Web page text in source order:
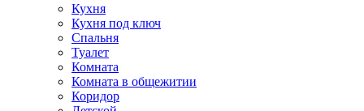
Кухня
Кухня под ключ
Спальня
Туалет
Комната
Комната в общежитии
Коридор